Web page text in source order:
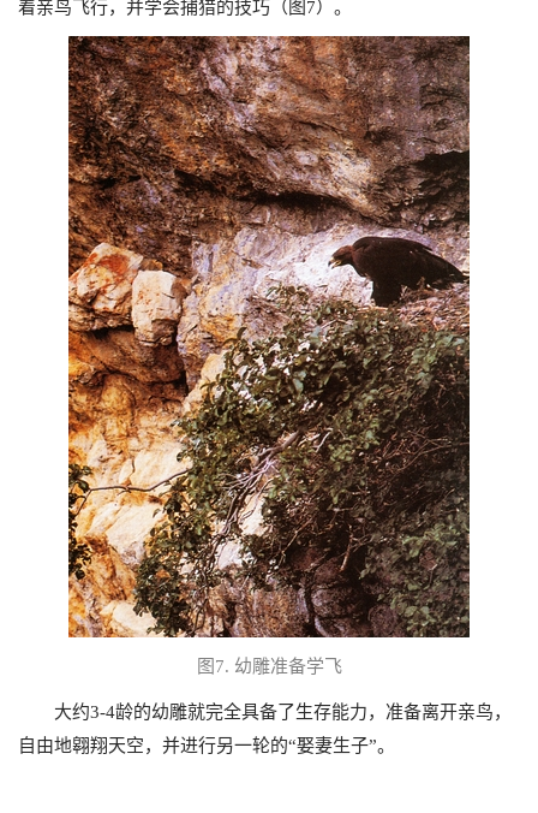
着亲鸟飞行，并学会捕猎的技巧（图 7）。
图 7. 幼雕准备学飞
大约3-4龄的幼雕就完全具备了生存能力，准备离开亲鸟，
自由地翱翔天空，并进行另一轮的“娶妻生子”。